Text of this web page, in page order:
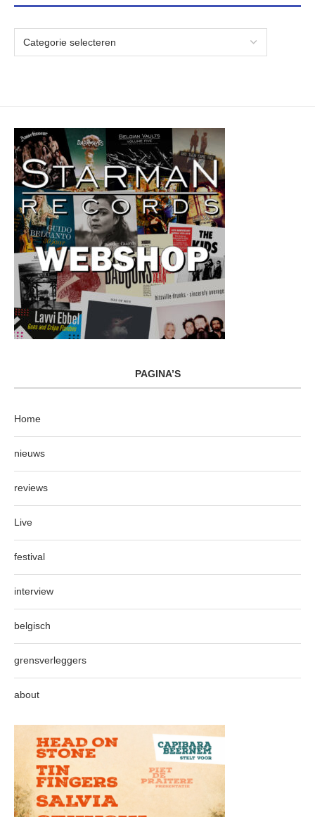
PAGINA’S
Home
nieuws
reviews
Live
festival
interview
belgisch
grensverleggers
about